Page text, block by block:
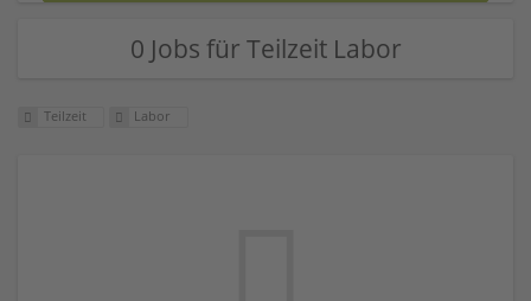
0 Jobs für Teilzeit Labor
Teilzeit Labor